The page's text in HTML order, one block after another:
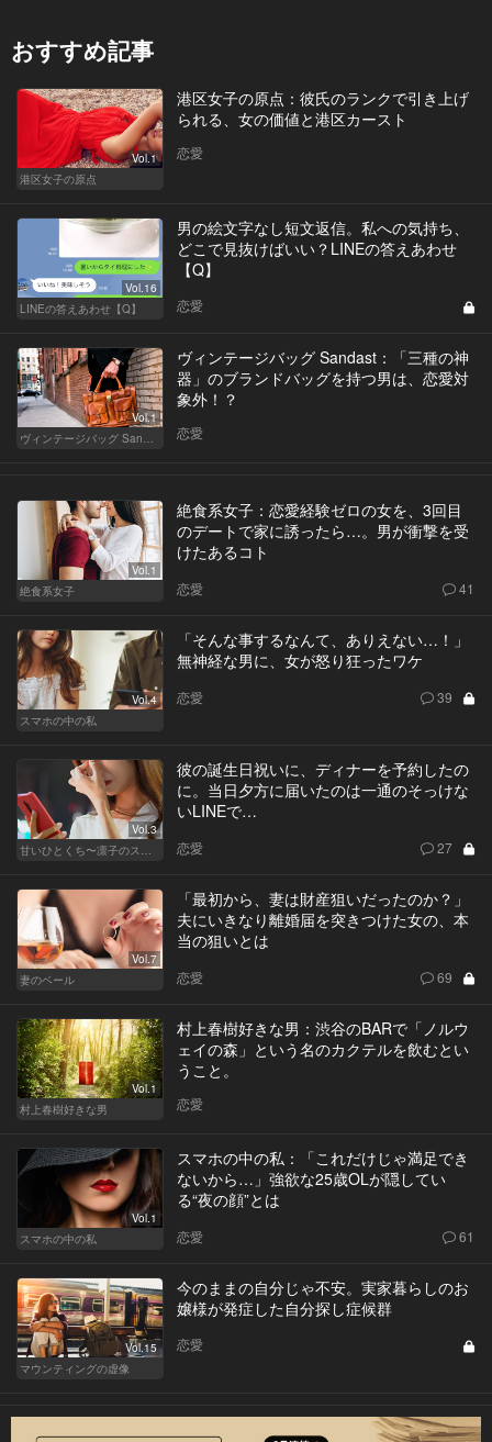
おすすめ記事
Vol.1
港区女子の原点
港区女子の原点：彼氏のランクで引き上げ
られる、女の価値と港区カースト
恋愛
Vol.16
LINEの答えあわせ【Q】
男の絵文字なし短文返信。私への気持ち、
どこで見抜けばいい？LINEの答えあわせ
【Q】
恋愛
Vol.1
ヴィンテージバッグ Sandast
ヴィンテージバッグ Sandast：「三種の神
器」のブランドバッグを持つ男は、恋愛対
象外！？
恋愛
Vol.1
絶食系女子
絶食系女子：恋愛経験ゼロの女を、3回目
のデートで家に誘ったら…。男が衝撃を受
けたあるコト
恋愛 41
Vol.4
スマホの中の私
「そんな事するなんて、ありえない…！」
無神経な男に、女が怒り狂ったワケ
恋愛 39
Vol.3
甘いひとくち〜凛子のスイーツ探訪記〜
彼の誕生日祝いに、ディナーを予約したの
に。当日夕方に届いたのは一通のそっけな
いLINEで…
恋愛 27
Vol.7
妻のベール
「最初から、妻は財産狙いだったのか？」
夫にいきなり離婚届を突きつけた女の、本
当の狙いとは
恋愛 69
Vol.1
村上春樹好きな男
村上春樹好きな男：渋谷のBARで「ノルウ
ェイの森」という名のカクテルを飲むとい
うこと。
恋愛
Vol.1
スマホの中の私
スマホの中の私：「これだけじゃ満足でき
ないから…」強欲な25歳OLが隠してい
る“夜の顔”とは
恋愛 61
Vol.15
マウンティングの虚像
今のままの自分じゃ不安。実家暮らしのお
嬢様が発症した自分探し症候群
恋愛